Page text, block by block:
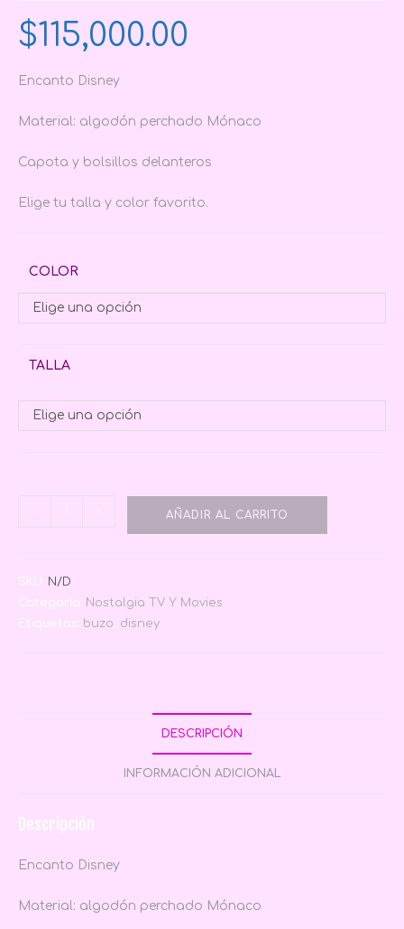
$115,000.00
Encanto Disney
Material: algodón perchado Mónaco
Capota y bolsillos delanteros
Elige tu talla y color favorito.
COLOR
Elige una opción
TALLA
Elige una opción
- + AÑADIR AL CARRITO
SKU:
N/D
Categoría:
Nostalgia TV Y Movies
Etiquetas: buzo disney
DESCRIPCIÓN
INFORMACIÓN ADICIONAL
Descripción
Encanto Disney
Material: algodón perchado Mónaco